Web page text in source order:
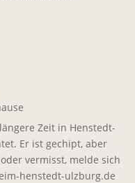
Zeit in Henstedt-
Er ist gechipt, aber
vermisst, melde sich
henstedt-ulzburg.de